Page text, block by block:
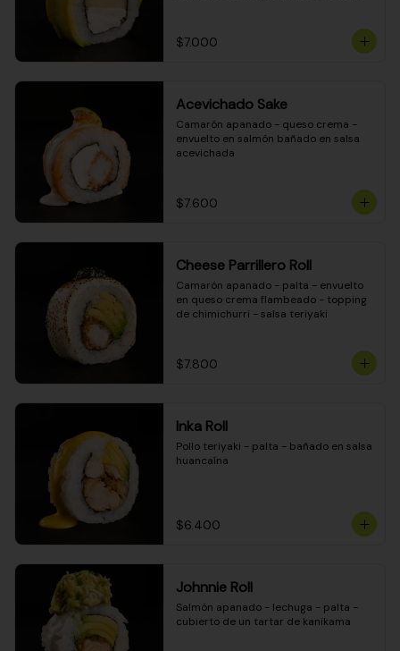
$7.000
Acevichado Sake
Camarón apanado - queso crema -
envuelto en salmón bañado en salsa
acevichada
$7.600
Cheese Parrillero Roll
Camarón apanado - palta - envuelto
en queso crema flambeado - topping
de chimichurri - salsa teriyaki
$7.800
Inka Roll
Pollo teriyaki - palta - bañado en salsa
huancaína
$6.400
Johnnie Roll
Salmón apanado - lechuga - palta -
cubierto de un tartar de kanikama